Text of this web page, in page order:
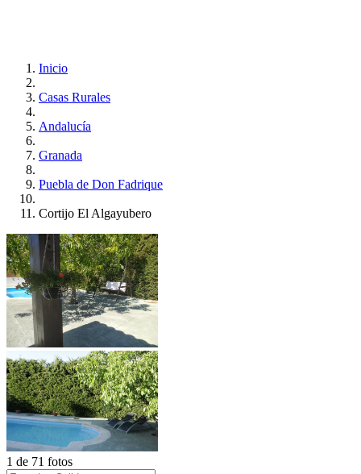
Inicio
Casas Rurales
Andalucía
Granada
Puebla de Don Fadrique
Cortijo El Algayubero
1 de 71 fotos